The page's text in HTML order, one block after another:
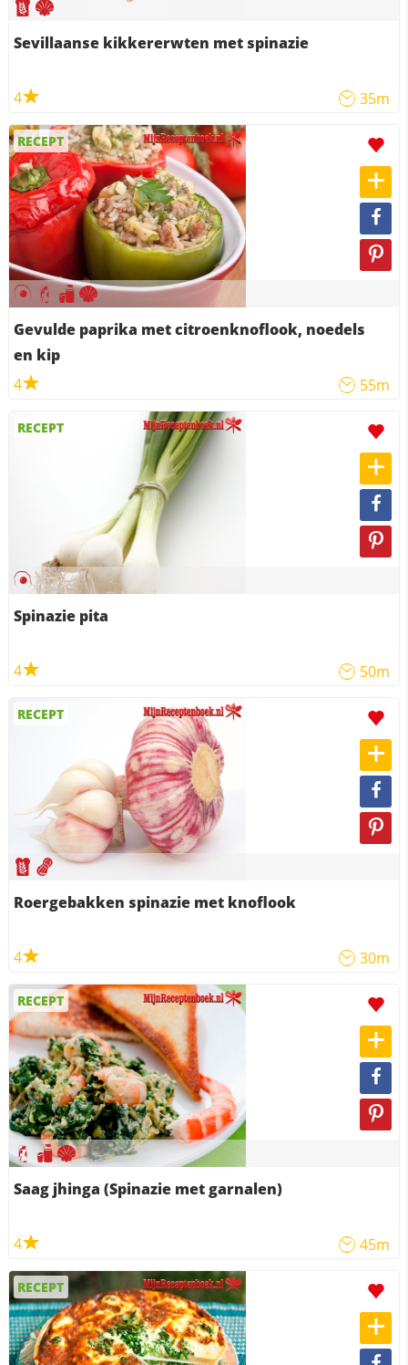
Sevillaanse kikkererwten met spinazie
4 35m
RECEPT
Gevulde paprika met citroenknoflook, noedels
en kip
4
55m
RECEPT
Spinazie pita
4 50m
RECEPT
Roergebakken spinazie met knoflook
4 30m
RECEPT
Saag jhinga (Spinazie met garnalen)
4 45m
RECEPT